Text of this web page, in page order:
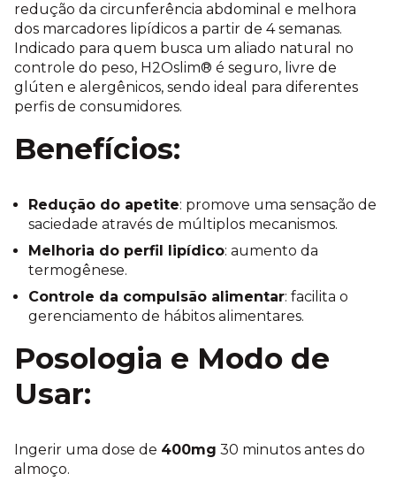
redução da circunferência abdominal e melhora
dos marcadores lipídicos a partir de 4 semanas.
Indicado para quem busca um aliado natural no
controle do peso, H2Oslim® é seguro, livre de
glúten e alergênicos, sendo ideal para diferentes
perfis de consumidores.
Benefícios:
Redução do apetite: promove uma sensação de
saciedade através de múltiplos mecanismos.
Melhoria do perfil lipídico: aumento da
termogênese.
Controle da compulsão alimentar: facilita o
gerenciamento de hábitos alimentares.
Posologia e Modo de
Usar:
Ingerir uma dose de 400mg 30 minutos antes do
almoço.